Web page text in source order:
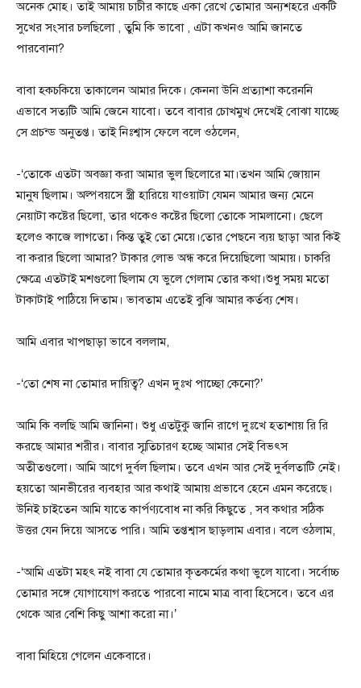
অনেক মোহ। তাই আমায় চাচীর কাছে একা রেখে তোমার অন্যশহরে একটি
সুখের সংসার চলছিলো , তুমি কি ভাবো , এটা কখনও আমি জানতে
পারবোনা?
বাবা হকচকিয়ে তাকালেন আমার দিকে। কেননা উনি প্রত্যাশা করেননি
এভাবে সত্যটি আমি জেনে যাবো। তবে বাবার চোখমুখ দেখেই বোঝা যাচ্ছে
সে প্রচন্ড অনুতপ্ত। তাই নিঃশ্বাস ফেলে বলে ওঠলেন,
-‘তোকে এতটা অবজ্ঞা করা আমার ভুল ছিলোরে মা।তখন আমি জোয়ান
মানুষ ছিলাম। অল্পবয়সে স্ত্রী হারিয়ে যাওয়াটা যেমন আমার জন্য মেনে
নেয়াটা কষ্টের ছিলো, তার থকেও কষ্টের ছিলো তোকে সামলানো। ছেলে
হলেও কাজে লাগতো। কিন্ত তুই তো মেয়ে।তোর পেছনে ব্যয় ছাড়া আর কিই
বা করার ছিলো আমার? টাকার লোভ অন্ধ করে দিয়েছিলো আমায়। চাকরি
ক্ষেত্রে এতটাই মশগুলো ছিলাম যে ভুলে গেলাম তোর কথা।শুধু সময় মতো
টাকাটাই পাঠিয়ে দিতাম। ভাবতাম এতেই বুঝি আমার কর্তব্য শেষ।
আমি এবার খাপছাড়া ভাবে বললাম,
-‘তো শেষ না তোমার দায়িত্ব? এখন দুঃখ পাচ্ছো কেনো?’
আমি কি বলছি আমি জানিনা। শুধু এতটুকু জানি রাগে দুঃখে হতাশায় রি রি
করছে আমার শরীর। বাবার স্মৃতিচারণ হচ্ছে আমার সেই বিভৎস
অতীতগুলো। আমি আগে দুর্বল ছিলাম। তবে এখন আর সেই দুর্বলতাটি নেই।
হয়তো আনভীরের ব্যবহার আর কথাই আমায় প্রভাবে হেনে এমন করেছে।
উনিই চাইতেন আমি যাতে কার্পণ্যবোধ না করি কিছুতে , সব কথার সঠিক
উত্তর যেন দিয়ে আসতে পারি। আমি তপ্তশ্বাস ছাড়লাম এবার। বলে ওঠলাম,
-‘আমি এতটা মহৎ নই বাবা যে তোমার কৃতকর্মের কথা ভুলে যাবো। সর্বোচ্চ
তোমার সঙ্গে যোগাযোগ করতে পারবো নামে মাত্র বাবা হিসেবে। তবে এর
থেকে আর বেশি কিছু আশা করো না।’
বাবা মিহিয়ে গেলেন একেবারে।